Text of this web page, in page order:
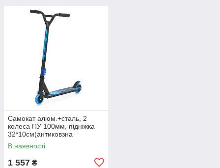
Самокат алюм.+сталь, 2
колеса ПУ 100мм, підніжка
32*10см(антиковзна
поверхня), кермо (висота
84см, ширина 49,5см), в кор.
В наявності
1 557 ₴